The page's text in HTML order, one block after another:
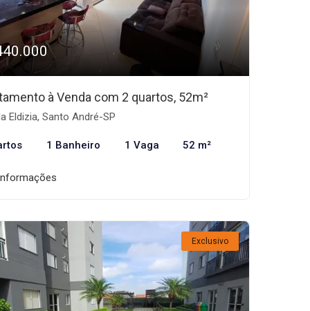
à Venda com 2 quartos, 52m²
Eldizia, Santo André-SP
1 Banheiro 1 Vaga 52 m²
Exclusivo